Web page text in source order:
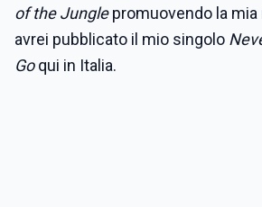
of the Junglepromuovendo la
avrei pubblicato il mio singolo
Goqui in Italia.